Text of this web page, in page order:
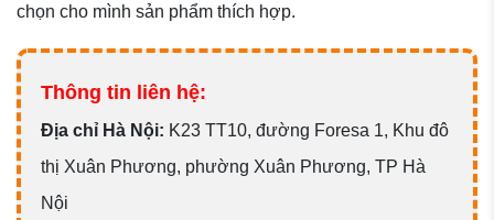
chọn cho mình sản phẩm thích hợp.
Thông tin liên hệ:
Địa chỉ Hà Nội: K23 TT10, đường Foresa 1, Khu đô
thị Xuân Phương, phường Xuân Phương, TP Hà
Nội